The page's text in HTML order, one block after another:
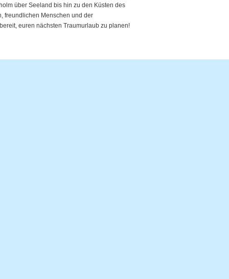
über Seeland bis hin zu den Küsten des
freundlichen Menschen und der
euren nächsten Traumurlaub zu planen!